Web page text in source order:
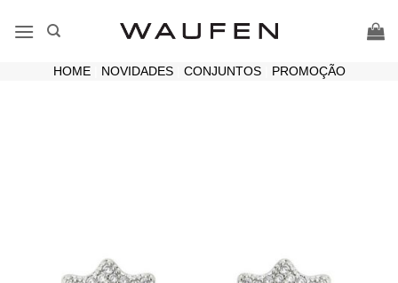
HOME| NOVIDADES| CONJUNTOS| PROMOÇÃO